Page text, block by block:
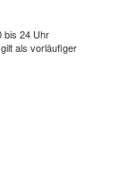
bis 24 Uhr
als vorläufiger